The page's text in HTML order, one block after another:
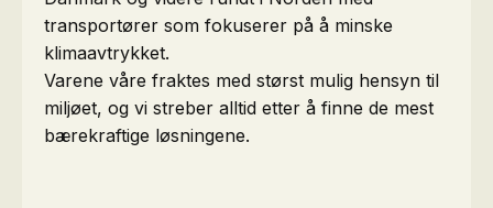
transportører som fokuserer på å minske
klimaavtrykket.
Varene våre fraktes med størst mulig hensyn til
miljøet, og vi streber alltid etter å finne de mest
bærekraftige løsningene.